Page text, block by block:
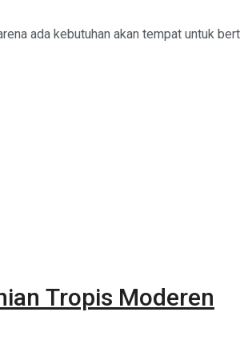
ada kebutuhan akan tempat untuk
Tropis Moderen